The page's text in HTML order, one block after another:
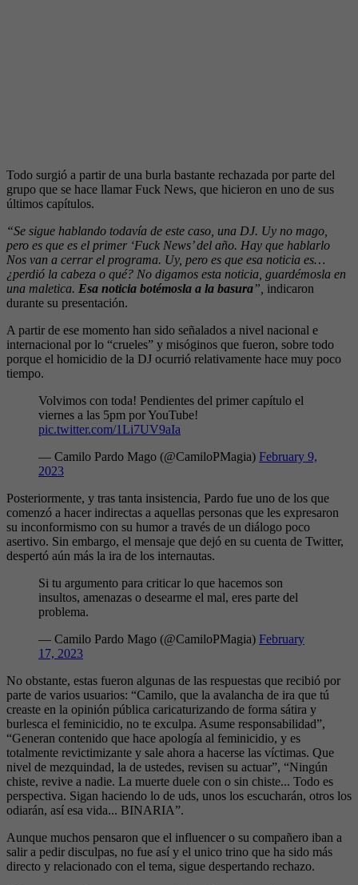
Todo surgió a partir de una burla bastante rechazada por parte del
grupo que se hace llamar Fuck News, que hicieron en uno de sus
últimos capítulos.
“Se sigue hablando todavía de este caso, una DJ. Uy no mago,
pero es que es el primer ‘Fuck News’ del año. Hay que hablarlo
Nos van a cerrar el programa. Uy, pero es que esa noticia es…
¿perdió la cabeza o qué? No digamos esta noticia, guardémosla en
una maletica. Esa noticia botémosla a la basura”, indicaron
durante su presentación.
A partir de ese momento han sido señalados a nivel nacional e
internacional por lo “crueles” y misóginos que fueron, sobre todo
porque el homicidio de la DJ ocurrió relativamente hace muy poco
tiempo.
Volvimos con toda! Pendientes del primer capítulo el
viernes a las 5pm por YouTube!
pic.twitter.com/1Li7UV9aIa
— Camilo Pardo Mago (@CamiloPMagia) February 9,
2023
Posteriormente, y tras tanta insistencia, Pardo fue uno de los que
comenzó a hacer indirectas a aquellas personas que les expresaron
su inconformismo con su humor a través de un diálogo poco
asertivo. Sin embargo, el mensaje que dejó en su cuenta de Twitter,
despertó aún más la ira de los internautas.
Si tu argumento para criticar lo que hacemos son
insultos, amenazas o desearme el mal, eres parte del
problema.
— Camilo Pardo Mago (@CamiloPMagia) February
17, 2023
No obstante, estas fueron algunas de las respuestas que recibió por
parte de varios usuarios: “Camilo, que la avalancha de ira que tú
creaste en la opinión pública caricaturizando de forma sátira y
burlesca el feminicidio, no te exculpa. Asume responsabilidad”,
“Generan contenido que hace apología al feminicidio, y es
totalmente revictimizante y sale ahora a hacerse las víctimas. Que
nivel de mezquindad, la de ustedes, revisen su actuar”, “Ningún
chiste, revive a nadie. La muerte duele con o sin chiste... Todo es
perspectiva. Sigan haciendo lo de uds, unos los escucharán, otros los
odiarán, así esa vida... BINARIA”.
Aunque muchos pensaron que el influencer o su compañero iban a
salir a pedir disculpas, no fue así y el unico trino que ha sido más
directo y relacionado con el tema, sigue despertando rechazo.